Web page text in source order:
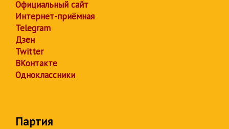
Официальный сайт
Интернет-приёмная
Telegram
Дзен
Twitter
ВКонтакте
Одноклассники
Партия